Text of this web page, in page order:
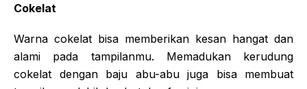
Cokelat
Warna cokelat bisa memberikan kesan hangat dan
alami pada tampilanmu. Memadukan kerudung
cokelat dengan baju abu-abu juga bisa membuat